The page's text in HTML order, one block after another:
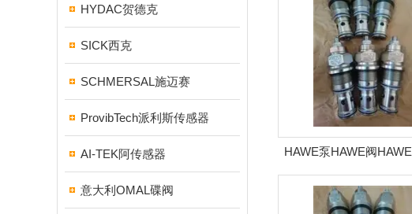
HYDAC贺德克
SICK西克
SCHMERSAL施迈赛
ProvibTech派利斯传感器
AI-TEK阿传感器
意大利OMAL碟阀
HAWE泵HAWE阀
液压